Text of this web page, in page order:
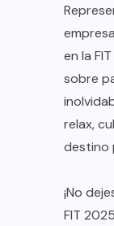
en la
sobre
relax,
destino
¡No
FIT